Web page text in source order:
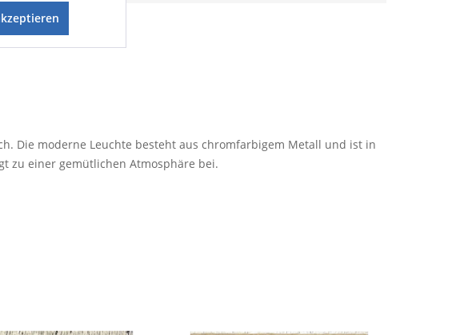
Die moderne Leuchte besteht aus chromfarbigem Metall und ist in
zu einer gemütlichen Atmosphäre bei.